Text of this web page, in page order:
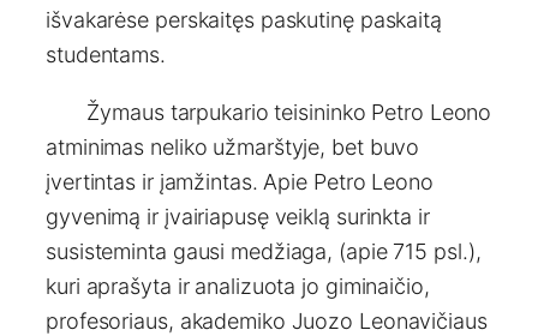
išvakarėse perskaitęs paskutinę paskaitą
studentams.
Žymaus tarpukario teisininko Petro Leono
atminimas neliko užmarštyje, bet buvo
įvertintas ir įamžintas. Apie Petro Leono
gyvenimą ir įvairiapusę veiklą surinkta ir
susisteminta gausi medžiaga, (apie 715 psl.),
kuri aprašyta ir analizuota jo giminaičio,
profesoriaus, akademiko Juozo Leonavičiaus